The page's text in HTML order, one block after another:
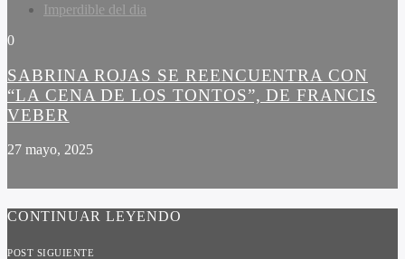
Imperdible del dia
0
SABRINA ROJAS SE REENCUENTRA CON
“LA CENA DE LOS TONTOS”, DE FRANCIS
VEBER
27 mayo, 2025
CONTINUAR LEYENDO
POST SIGUIENTE